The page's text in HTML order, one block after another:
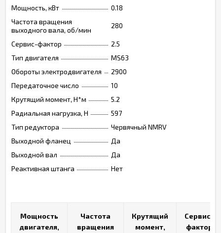
Мощность, кВт
0.18
Частота вращения
выходного вала, об/мин
280
Сервис-фактор
2.5
Тип двигателя
MS63
Обороты электродвигателя
2900
Передаточное число
10
Крутящий момент, Н*м
5.2
Радиальная нагрузка, Н
597
Тип редуктора
Червячный NMRV
Выходной фланец
Да
Выходной вал
Да
Реактивная штанга
Нет
Мощность
двигателя,
Частота
вращения
Крутящий
момент,
Сервис-
фактор
Мощность
двигателя,
Частота
вращения
Крутящий
момент,
Сервис-
фактор